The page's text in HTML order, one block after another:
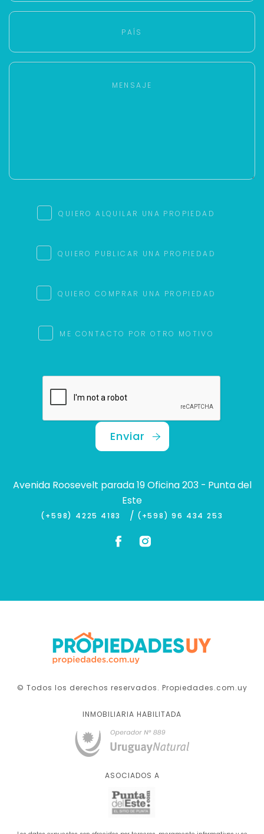
QUIERO ALQUILAR UNA PROPIEDAD
QUIERO PUBLICAR UNA PROPIEDAD
QUIERO COMPRAR UNA PROPIEDAD
ME CONTACTO POR OTRO MOTIVO
Enviar
Avenida Roosevelt parada 19 Oficina 203 - Punta del
Este
(+598) 4225 4183 / (+598) 96 434 253
© Todos los derechos reservados. Propiedades.com.uy
INMOBILIARIA HABILITADA
ASOCIADOS A